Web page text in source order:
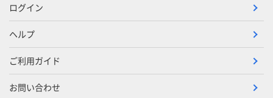
ログイン
ヘルプ
ご利用ガイド
お問い合わせ